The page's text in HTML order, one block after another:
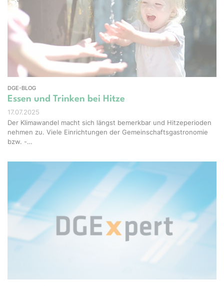
DGE-BLOG
Essen und Trinken bei Hitze
17.07.2025
Der Klimawandel macht sich längst bemerkbar und Hitzeperioden
nehmen zu. Viele Einrichtungen der Gemeinschaftsgastronomie
bzw. -…